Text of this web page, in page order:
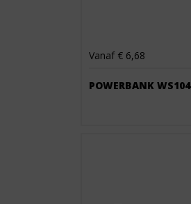
Vanaf € 6,68
POWERBANK WS104